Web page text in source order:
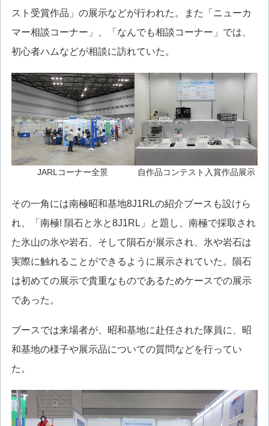
スト受賞作品」の展示などが行われた。また「ニューカ
マー相談コーナー」、「なんでも相談コーナー」では、
初心者ハムなどが相談に訪れていた。
JARLコーナー全景 自作品コンテスト入賞作品展示
その一角には南極昭和基地8J1RLの紹介ブースも設けら
れ、「南極! 隕石と氷と8J1RL」と題し、南極で採取され
た氷山の氷や岩石、そして隕石が展示され、氷や岩石は
実際に触れることができるように展示されていた。隕石
は初めての展示で貴重なものであるためケースでの展示
であった。
ブースでは来場者が、昭和基地に赴任された隊員に、昭
和基地の様子や展示品についての質問などを行ってい
た。